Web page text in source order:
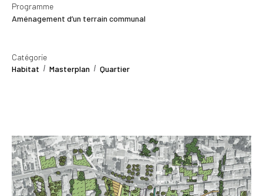
Programme
Aménagement d’un terrain communal
Catégorie
Habitat
Masterplan Quartier